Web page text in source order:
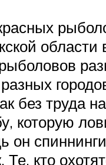
области
без труда
которую
он
Те, кто